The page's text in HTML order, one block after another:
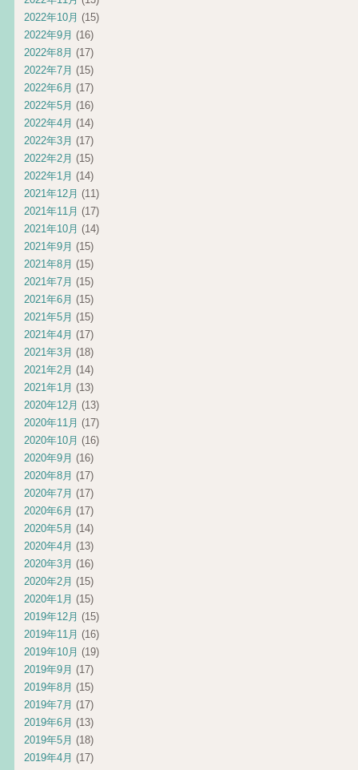
2022年10月 (15)
2022年9月 (16)
2022年8月 (17)
2022年7月 (15)
2022年6月 (17)
2022年5月 (16)
2022年4月 (14)
2022年3月 (17)
2022年2月 (15)
2022年1月 (14)
2021年12月 (11)
2021年11月 (17)
2021年10月 (14)
2021年9月 (15)
2021年8月 (15)
2021年7月 (15)
2021年6月 (15)
2021年5月 (15)
2021年4月 (17)
2021年3月 (18)
2021年2月 (14)
2021年1月 (13)
2020年12月 (13)
2020年11月 (17)
2020年10月 (16)
2020年9月 (16)
2020年8月 (17)
2020年7月 (17)
2020年6月 (17)
2020年5月 (14)
2020年4月 (13)
2020年3月 (16)
2020年2月 (15)
2020年1月 (15)
2019年12月 (15)
2019年11月 (16)
2019年10月 (19)
2019年9月 (17)
2019年8月 (15)
2019年7月 (17)
2019年6月 (13)
2019年5月 (18)
2019年4月 (17)